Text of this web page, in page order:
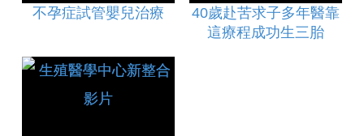
不孕症試管嬰兒治療
40歲赴苦求子多年醫靠
這療程成功生三胎